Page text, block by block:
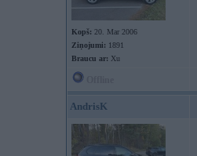
Kopš: 20. Mar 2006
Ziņojumi: 1891
Braucu ar: Xu
AndrisK